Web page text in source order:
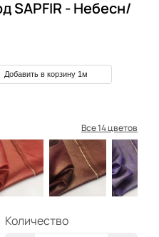
SAPFIR - Небесн/
Добавить в корзину 1м
Все 14 цветов
Количество